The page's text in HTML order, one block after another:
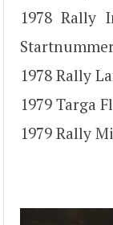
1978 Rally
1978 Rally
1979 Targa
1979 Rally